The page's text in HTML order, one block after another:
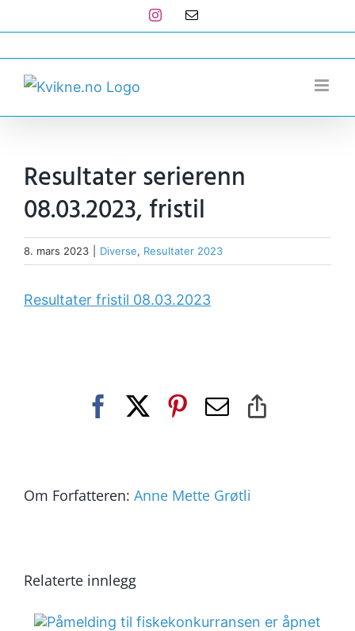
to
content
Instagram
E-
Resultater serierenn
08.03.2023, fristil
8. mars 2023 Diverse, Resultater 2023
Resultater fristil 08.03.2023
Facebook Pinterest
E-
Om Forfatteren: Anne Mette Grøtli
Relaterte innlegg